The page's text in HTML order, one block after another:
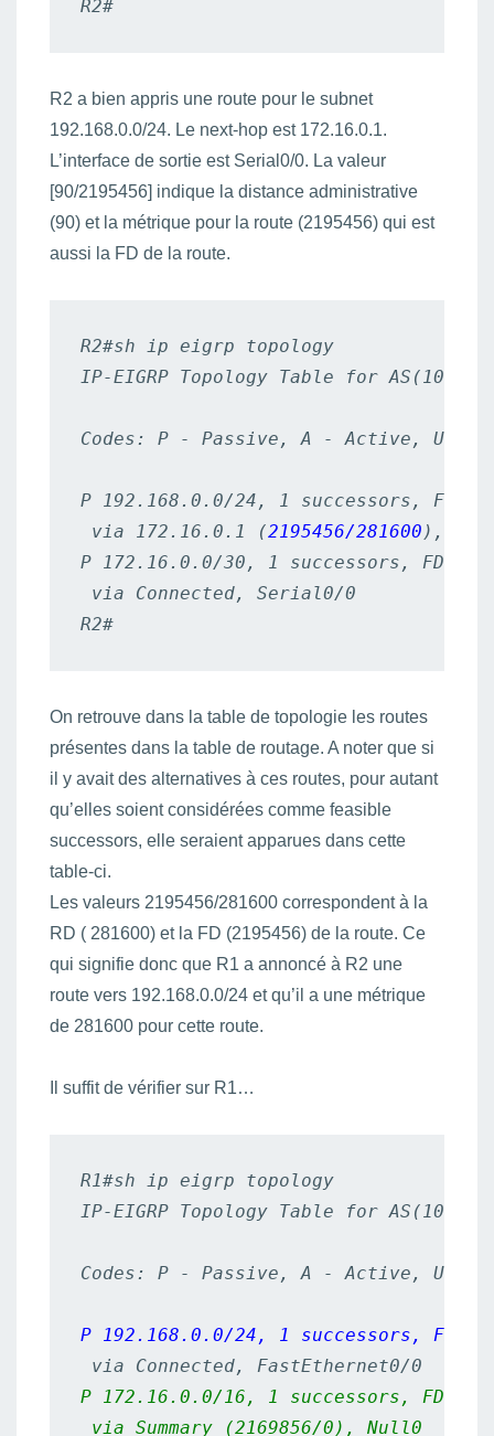
R2#
R2 a bien appris une route pour le subnet
192.168.0.0/24. Le next-hop est 172.16.0.1.
L’interface de sortie est Serial0/0. La valeur
[90/2195456] indique la distance administrative
(90) et la métrique pour la route (2195456) qui est
aussi la FD de la route.
R2#sh ip eigrp topology
IP-EIGRP Topology Table for AS(10)/
Codes: P - Passive, A - Active, U -
P 192.168.0.0/24, 1 successors, FD is
via 172.16.0.1 (2195456/281600),
P 172.16.0.0/30, 1 successors, FD is
via Connected, Serial0/0
R2#
On retrouve dans la table de topologie les routes
présentes dans la table de routage. A noter que si
il y avait des alternatives à ces routes, pour autant
qu’elles soient considérées comme feasible
successors, elle seraient apparues dans cette
table-ci.
Les valeurs 2195456/281600 correspondent à la
RD ( 281600) et la FD (2195456) de la route. Ce
qui signifie donc que R1 a annoncé à R2 une
route vers 192.168.0.0/24 et qu’il a une métrique
de 281600 pour cette route.
Il suffit de vérifier sur R1…
R1#sh ip eigrp topology
IP-EIGRP Topology Table for AS(10)/
Codes: P - Passive, A - Active, U -
P 192.168.0.0/24, 1 successors, FD is
P 172.16.0.0/16, 1 successors, FD is
via Summary (2169856/0), Null0